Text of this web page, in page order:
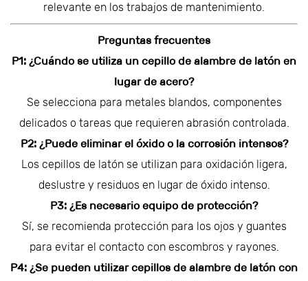
relevante en los trabajos de mantenimiento.
Preguntas frecuentes
P1: ¿Cuándo se utiliza un cepillo de alambre de latón en
lugar de acero?
Se selecciona para metales blandos, componentes
delicados o tareas que requieren abrasión controlada.
P2: ¿Puede eliminar el óxido o la corrosión intensos?
Los cepillos de latón se utilizan para oxidación ligera,
deslustre y residuos en lugar de óxido intenso.
P3: ¿Es necesario equipo de protección?
Sí, se recomienda protección para los ojos y guantes
para evitar el contacto con escombros y rayones.
P4: ¿Se pueden utilizar cepillos de alambre de latón con